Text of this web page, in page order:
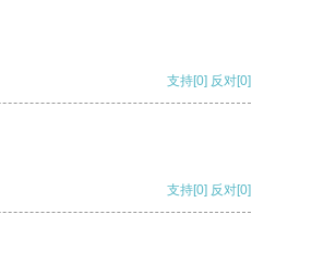
支持[0] 反对[0]
支持[0] 反对[0]